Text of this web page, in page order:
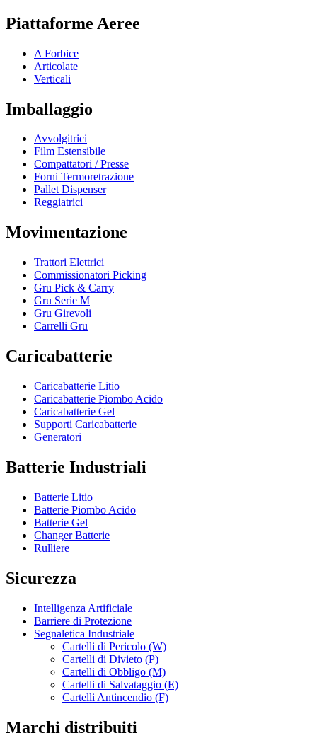
Piattaforme Aeree
A Forbice
Articolate
Verticali
Imballaggio
Avvolgitrici
Film Estensibile
Compattatori / Presse
Forni Termoretrazione
Pallet Dispenser
Reggiatrici
Movimentazione
Trattori Elettrici
Commissionatori Picking
Gru Pick & Carry
Gru Serie M
Gru Girevoli
Carrelli Gru
Caricabatterie
Caricabatterie Litio
Caricabatterie Piombo Acido
Caricabatterie Gel
Supporti Caricabatterie
Generatori
Batterie Industriali
Batterie Litio
Batterie Piombo Acido
Batterie Gel
Changer Batterie
Rulliere
Sicurezza
Intelligenza Artificiale
Barriere di Protezione
Segnaletica Industriale
Cartelli di Pericolo (W)
Cartelli di Divieto (P)
Cartelli di Obbligo (M)
Cartelli di Salvataggio (E)
Cartelli Antincendio (F)
Marchi distribuiti